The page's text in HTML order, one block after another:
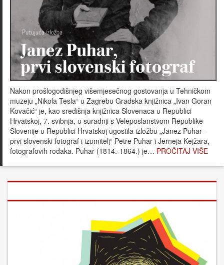
Nakon prošlogodišnjeg višemjesečnog gostovanja u Tehničkom
muzeju „Nikola Tesla“ u Zagrebu Gradska knjižnica „Ivan Goran
Kovačić“ je, kao središnja knjižnica Slovenaca u Republici
Hrvatskoj, 7. svibnja, u suradnji s Veleposlanstvom Republike
Slovenije u Republici Hrvatskoj ugostila izložbu „Janez Puhar –
prvi slovenski fotograf i izumitelj“ Petre Puhar i Jerneja Kejžara,
fotografovih rođaka. Puhar (1814.-1864.) je… PROČITAJ VIŠE